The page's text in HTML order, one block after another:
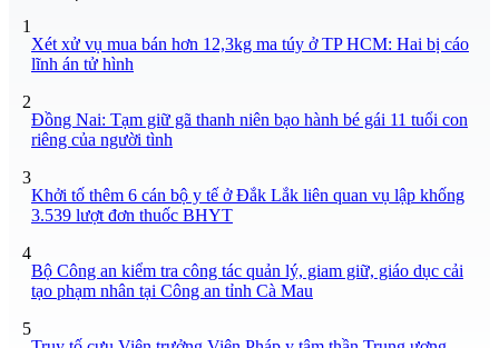
1
Xét xử vụ mua bán hơn 12,3kg ma túy ở TP HCM: Hai bị cáo
lĩnh án tử hình
2
Đồng Nai: Tạm giữ gã thanh niên bạo hành bé gái 11 tuổi con
riêng của người tình
3
Khởi tố thêm 6 cán bộ y tế ở Đắk Lắk liên quan vụ lập khống
3.539 lượt đơn thuốc BHYT
4
Bộ Công an kiểm tra công tác quản lý, giam giữ, giáo dục cải
tạo phạm nhân tại Công an tỉnh Cà Mau
5